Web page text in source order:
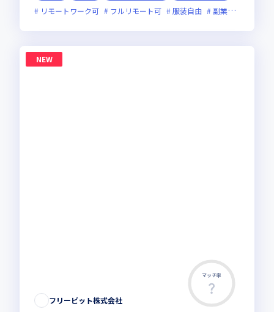
リモートワーク可
フルリモート可 服装自由 副業可
NEW
マッチ率
フリービット株式会社